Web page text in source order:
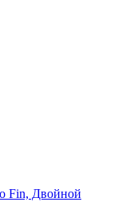
Fin, Двойной